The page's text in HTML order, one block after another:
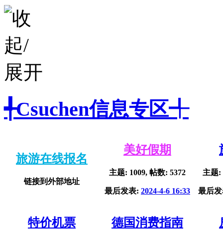
╃Csuchen信息专区╃
旅游在线报名
链接到外部地址
美好假期
主题: 1009, 帖数: 5372
最后发表: 2024-4-6 16:33
主题:
最后
特价机票 德国消费指南